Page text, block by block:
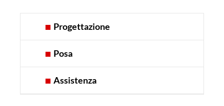
Progettazione
Posa
Assistenza